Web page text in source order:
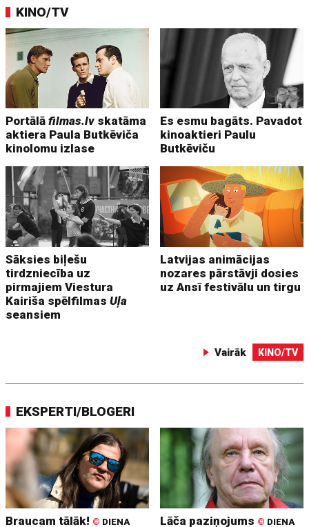
KINO/TV
Portālāfilmas.lv skatāma
aktiera Paula Butkēviča
kinolomu izlase
Es esmu bagāts. Pavadot
kinoaktieri Paulu
Butkēviču
Sāksies biļešu
tirdzniecība uz
pirmajiem Viestura
Kairiša spēlfilmasUļa
seansiem
Latvijas animācijas
nozares pārstāvji dosies
uz Ansī festivālu un tirgu
Vairāk KINO/TV
EKSPERTI/BLOGERI
Braucam tālāk! © DIENA Lāča paziņojums © DIENA